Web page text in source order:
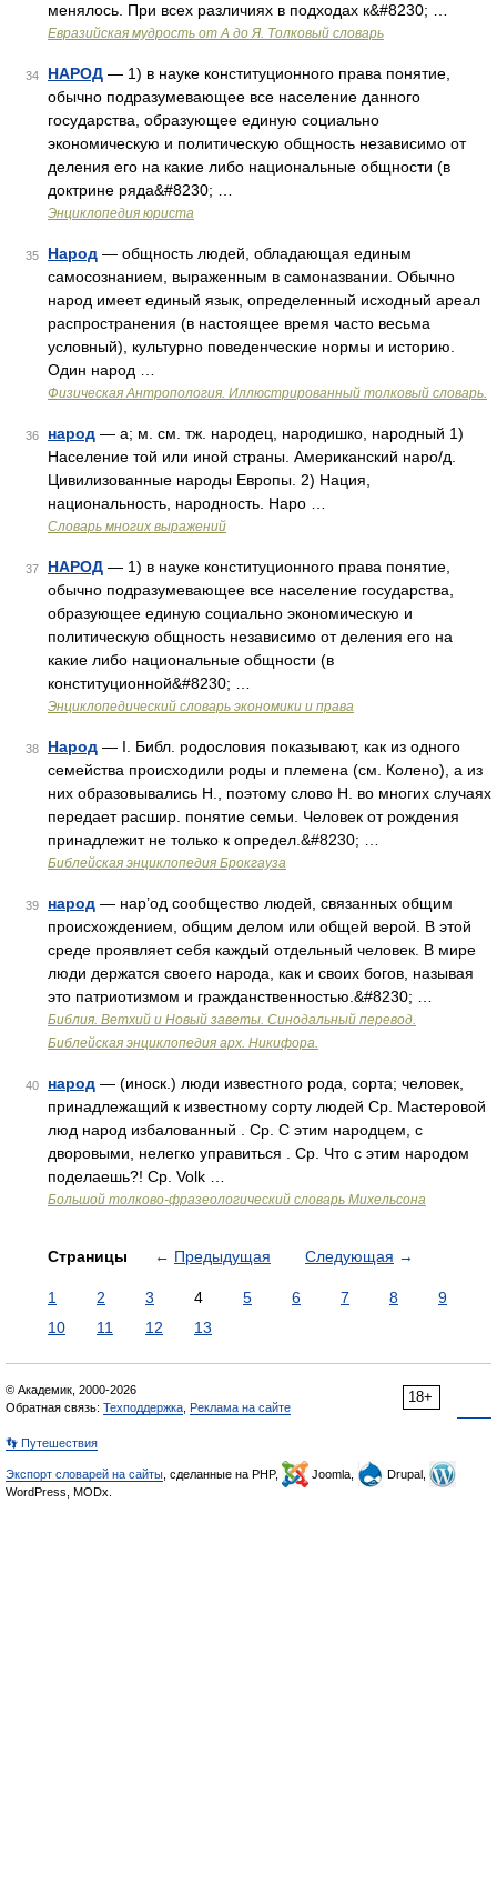
менялось. При всех различиях в подходах к&#8230; …
Евразийская мудрость от А до Я. Толковый словарь
34 НАРОД — 1) в науке конституционного права понятие,
обычно подразумевающее все население данного
государства, образующее единую социально
экономическую и политическую общность независимо от
деления его на какие либо национальные общности (в
доктрине ряда&#8230; …
Энциклопедия юриста
35 Народ — общность людей, обладающая единым
самосознанием, выраженным в самоназвании. Обычно
народ имеет единый язык, определенный исходный ареал
распространения (в настоящее время часто весьма
условный), культурно поведенческие нормы и историю.
Один народ …
Физическая Антропология. Иллюстрированный толковый словарь.
36 народ — а; м. см. тж. народец, народишко, народный 1)
Население той или иной страны. Американский наро/д.
Цивилизованные народы Европы. 2) Нация,
национальность, народность. Наро …
Словарь многих выражений
37 НАРОД — 1) в науке конституционного права понятие,
обычно подразумевающее все население государства,
образующее единую социально экономическую и
политическую общность независимо от деления его на
какие либо национальные общности (в
конституционной&#8230; …
Энциклопедический словарь экономики и права
38 Народ — I. Библ. родословия показывают, как из одного
семейства происходили роды и племена (см. Колено), а из
них образовывались Н., поэтому слово Н. во многих случаях
передает расшир. понятие семьи. Человек от рождения
принадлежит не только к определ.&#8230; …
Библейская энциклопедия Брокгауза
39 народ — нар’од сообщество людей, связанных общим
происхождением, общим делом или общей верой. В этой
среде проявляет себя каждый отдельный человек. В мире
люди держатся своего народа, как и своих богов, называя
это патриотизмом и гражданственностью.&#8230; …
Библия. Ветхий и Новый заветы. Синодальный перевод.
Библейская энциклопедия арх. Никифора.
40 народ — (иноск.) люди известного рода, сорта; человек,
принадлежащий к известному сорту людей Ср. Мастеровой
люд народ избалованный . Ср. С этим народцем, с
дворовыми, нелегко управиться . Ср. Что с этим народом
поделаешь?! Ср. Volk …
Большой толково-фразеологический словарь Михельсона
Страницы ← Предыдущая Следующая →
1 2 3 4 5 6 7 8
9
10
11 12 13
18+
© Академик, 2000-2026
Обратная связь: Техподдержка Реклама на сайте
👣 Путешествия
Экспорт словарей на сайты , сделанные на PHP, Joomla,
Drupal,
WordPress, MODx.